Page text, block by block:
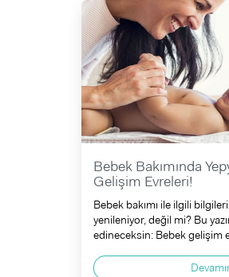
Bebek Bakımında
Gelişim Evreleri!
Bebek bakımı ile ilgili
yenileniyor, değil mi? Bu
edineceksin: Bebek gelişim